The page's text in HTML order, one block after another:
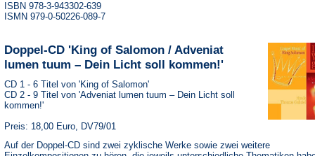
ISBN 978-3-943302-639
ISMN 979-0-50226-089-7
Doppel-CD 'King of Salomon / Adveniat
lumen tuum – Dein Licht soll kommen!'
CD 1 - 6 Titel von 'King of Salomon'
CD 2 - 9 Titel von 'Adveniat lumen tuum – Dein Licht soll
kommen!'
Preis: 18,00 Euro, DV79/01
Auf der Doppel-CD sind zwei zyklische Werke sowie zwei weitere